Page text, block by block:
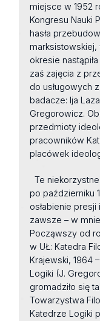
miejsce w 1952
Kongresu Nauki
hasła
okresie
zaś zajęcia z
do usługowych
badacze: Ija
Gregorowicz.
przedmioty
pracowników
placówek
Te
po październiku
osłabienie
zawsze – w
Począwszy od
w UŁ: Katedra
Krajewski, 1964
Logiki (J.
gromadziło się
Towarzystwa
Katedrze Logiki